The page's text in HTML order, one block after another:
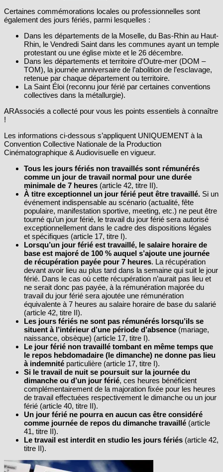
Certaines commémorations locales ou professionnelles sont
également des jours fériés, parmi lesquelles :
Dans les départements de la Moselle, du Bas-Rhin au Haut-
Rhin, le Vendredi Saint dans les communes ayant un temple
protestant ou une église mixte et le 26 décembre.
Dans les départements et territoire d’Outre-mer (DOM –
TOM), la journée anniversaire de l’abolition de l’esclavage,
retenue par chaque département ou territoire.
La Saint Éloi (reconnu jour férié par certaines conventions
collectives dans la métallurgie).
ARAssociés a collecté pour vous les points essentiels à connaître
!
Les informations ci-dessous s’appliquent UNIQUEMENT à la
Convention Collective Nationale de la Production
Cinématographique & Audiovisuelle en vigueur.
Tous les jours fériés non travaillés sont rémunérés
comme un jour de travail normal pour une durée
minimale de 7 heures (article 42, titre II).
À titre exceptionnel un jour férié peut être travaillé. Si un
événement indispensable au scénario (actualité, fête
populaire, manifestation sportive, meeting, etc.) ne peut être
tourné qu’un jour férié, le travail du jour férié sera autorisé
exceptionnellement dans le cadre des dispositions légales
et spécifiques (article 17, titre I).
Lorsqu’un jour férié est travaillé, le salaire horaire de
base est majoré de 100 % auquel s’ajoute une journée
de récupération payée pour 7 heures. La récupération
devant avoir lieu au plus tard dans la semaine qui suit le jour
férié. Dans le cas où cette récupération n’aurait pas lieu et
ne serait donc pas payée, à la rémunération majorée du
travail du jour férié sera ajoutée une rémunération
équivalente à 7 heures au salaire horaire de base du salarié
(article 42, titre II).
Les jours fériés ne sont pas rémunérés lorsqu’ils se
situent à l’intérieur d’une période d’absence (mariage,
naissance, obsèque) (article 17, titre I).
Le jour férié non travaillé tombant en même temps que
le repos hebdomadaire (le dimanche) ne donne pas lieu
à indemnité particulière (article 17, titre I).
Si le travail de nuit se poursuit sur la journée du
dimanche ou d’un jour férié, ces heures bénéficient
complémentairement de la majoration fixée pour les heures
de travail effectuées respectivement le dimanche ou un jour
férié (article 40, titre II).
Un jour férié ne pourra en aucun cas être considéré
comme journée de repos du dimanche travaillé (article
41, titre II).
Le travail est interdit en studio les jours fériés (article 42,
titre II).